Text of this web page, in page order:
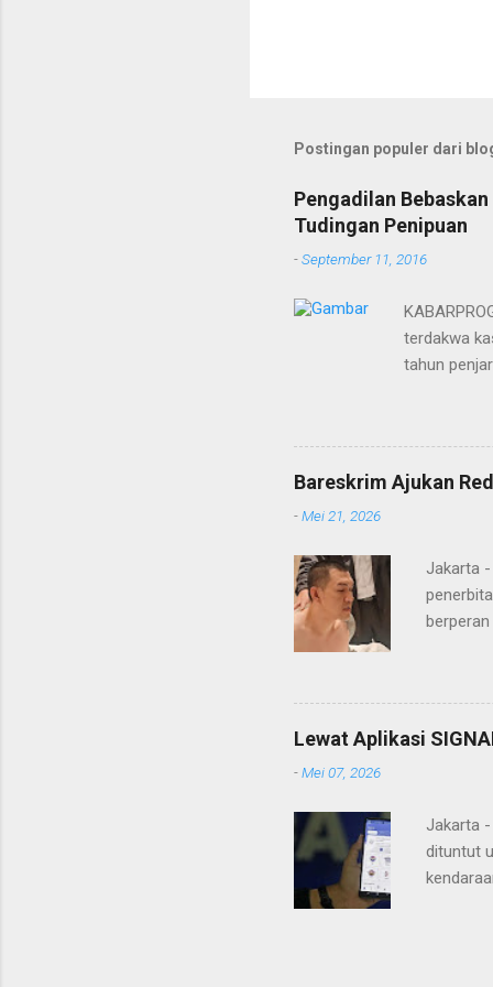
Postingan populer dari
Pengadilan
Tudingan Penipuan
-September 11, 2016
terdakwa
tahun
pidana.
terdakwa
Menurut
itulah,
Bareskrim Ajukan
-Mei 21, 2026
Jakarta -
DPO
Lewat Aplikasi
-Mei 07, 2026
Jakarta -
dituntut
Pajak